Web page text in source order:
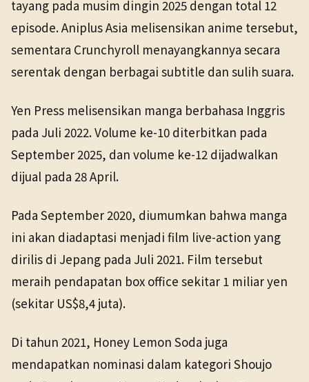
tayang pada musim dingin 2025 dengan total 12
episode. Aniplus Asia melisensikan anime tersebut,
sementara Crunchyroll menayangkannya secara
serentak dengan berbagai subtitle dan sulih suara.
Yen Press melisensikan manga berbahasa Inggris
pada Juli 2022. Volume ke-10 diterbitkan pada
September 2025, dan volume ke-12 dijadwalkan
dijual pada 28 April.
Pada September 2020, diumumkan bahwa manga
ini akan diadaptasi menjadi film live-action yang
dirilis di Jepang pada Juli 2021. Film tersebut
meraih pendapatan box office sekitar 1 miliar yen
(sekitar US$8,4 juta).
Di tahun 2021, Honey Lemon Soda juga
mendapatkan nominasi dalam kategori Shoujo